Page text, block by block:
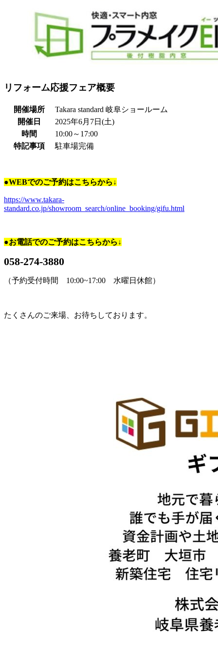
リフォーム応援フェア概要
開催場所
Takara standard 岐阜ショールーム
開催日
2025年6月7日(土)
時間
10:00～17:00
特記事項
駐車場完備
●WEBでのご予約はこちらから↓
https://www.takara-
standard.co.jp/showroom_search/online_booking/gifu.html
●お電話でのご予約はこちらから↓
058-274-3880
（予約受付時間 10:00~17:00 水曜日休館）
たくさんのご来場、お待ちしております。